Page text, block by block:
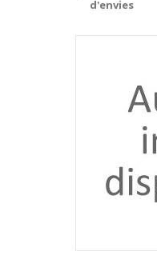
d'envies